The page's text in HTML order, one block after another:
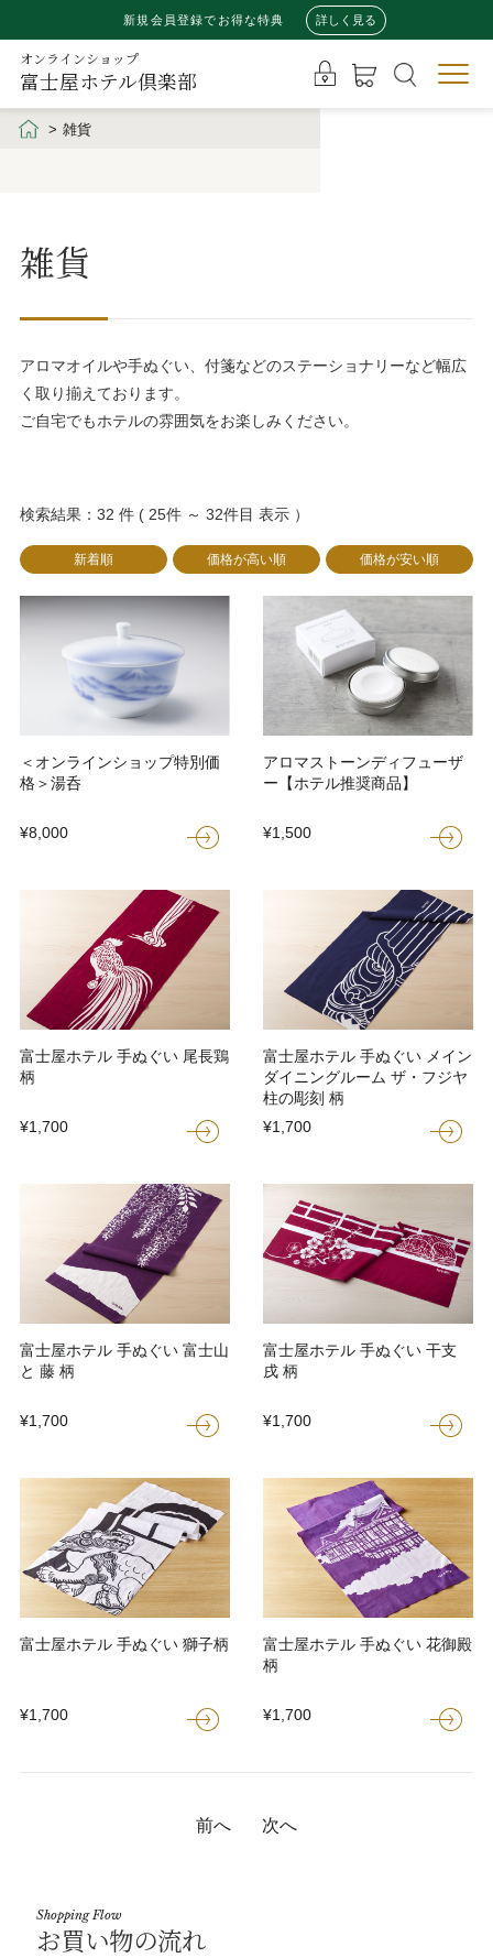
新規会員登録でお得な特典 詳しく見る
オンラインショップ
富士屋ホテル倶楽部
雑貨
雑貨
アロマオイルや手ぬぐい、付箋などのステーショナリーなど幅広
く取り揃えております。
ご自宅でもホテルの雰囲気をお楽しみください。
検索結果：32 件 ( 25件 ～ 32件目 表示 ）
新着順 価格が高い順 価格が安い順
＜オンラインショップ特別価
格＞湯呑
¥8,000
アロマストーンディフューザ
ー【ホテル推奨商品】
¥1,500
富士屋ホテル 手ぬぐい 尾長鶏
柄
¥1,700
富士屋ホテル 手ぬぐい メイン
ダイニングルーム ザ・フジヤ
柱の彫刻 柄
¥1,700
富士屋ホテル 手ぬぐい 富士山
と 藤 柄
¥1,700
富士屋ホテル 手ぬぐい 干支
戌 柄
¥1,700
富士屋ホテル 手ぬぐい 獅子柄
¥1,700
富士屋ホテル 手ぬぐい 花御殿
柄
¥1,700
前へ 次へ
Shopping Flow
お買い物の流れ